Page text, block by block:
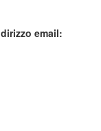
email: